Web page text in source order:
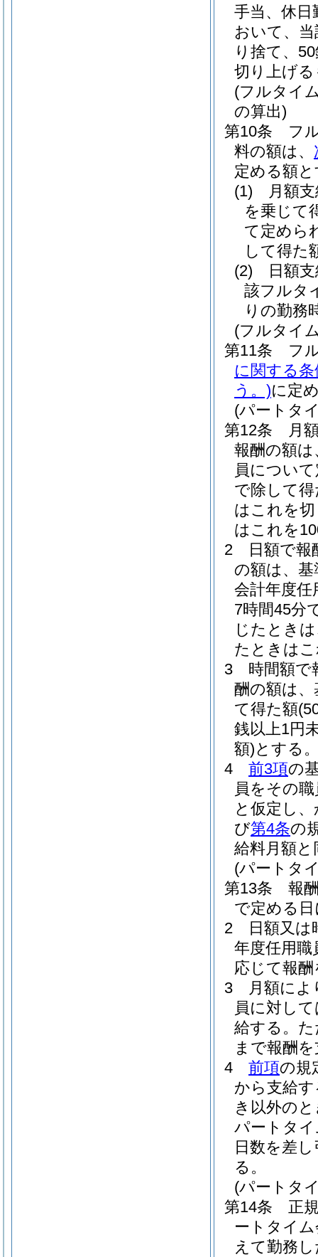
手当、休日
おいて、
り捨て、
切り上げ
(フルタイ
の算出)
第10条
フ
料の額は、
定める額
(1)
月額
を乗じて
て定めら
して得た
(2)
日額
該フルタ
りの勤務
(フルタイ
第11条
フ
に関する条
う。)に定
(パートタ
第12条
月
報酬の額
員につい
で除して
はこれを
はこれを
2
日額で
の額は、
会計年度
7時間45分
じたとき
たときは
3
時間額で
酬の額は
て得た額
銭以上1円
額)とする
4
前3項の
員をその
と仮定し
び第4条の
給料月額
(パートタ
第13条
報
で定める
2
日額又
年度任用
応じて報
3
月額に
員に対し
給する。
まで報酬
4
前項の規
から支給
き以外の
パートタ
日数を差
る。
(パートタ
第14条
正
ートタイ
えて勤務